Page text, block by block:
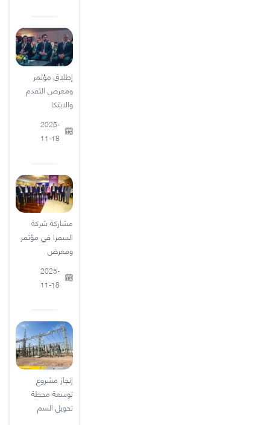
إطلاق مؤتمر
ومعرض التقدم
والابتكا
2025-
11-18
مشاركة شركة
السمرا في مؤتمر
ومعرض
2025-
11-18
إنجاز مشروع
توسعة محطة
تحويل السم